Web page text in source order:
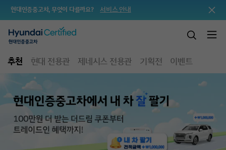
현대인증중고차, 무엇이 다를까요? 서비스 안내
추천 현대 전용관 제네시스 전용관 기획전 이벤트